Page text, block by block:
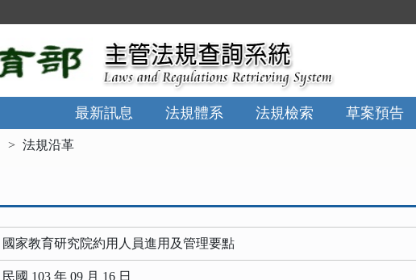
最新訊息 法規體系 法規檢索 草案預告
法規沿革
國家教育研究院約用人員進用及管理要點
民國 103 年 09 月 16 日